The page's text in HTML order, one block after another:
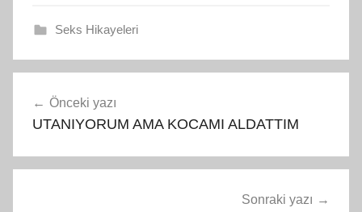
Seks Hikayeleri
gezinmesi
Önceki yazı
UTANIYORUM AMA KOCAMI ALDATTIM
Sonraki yazı